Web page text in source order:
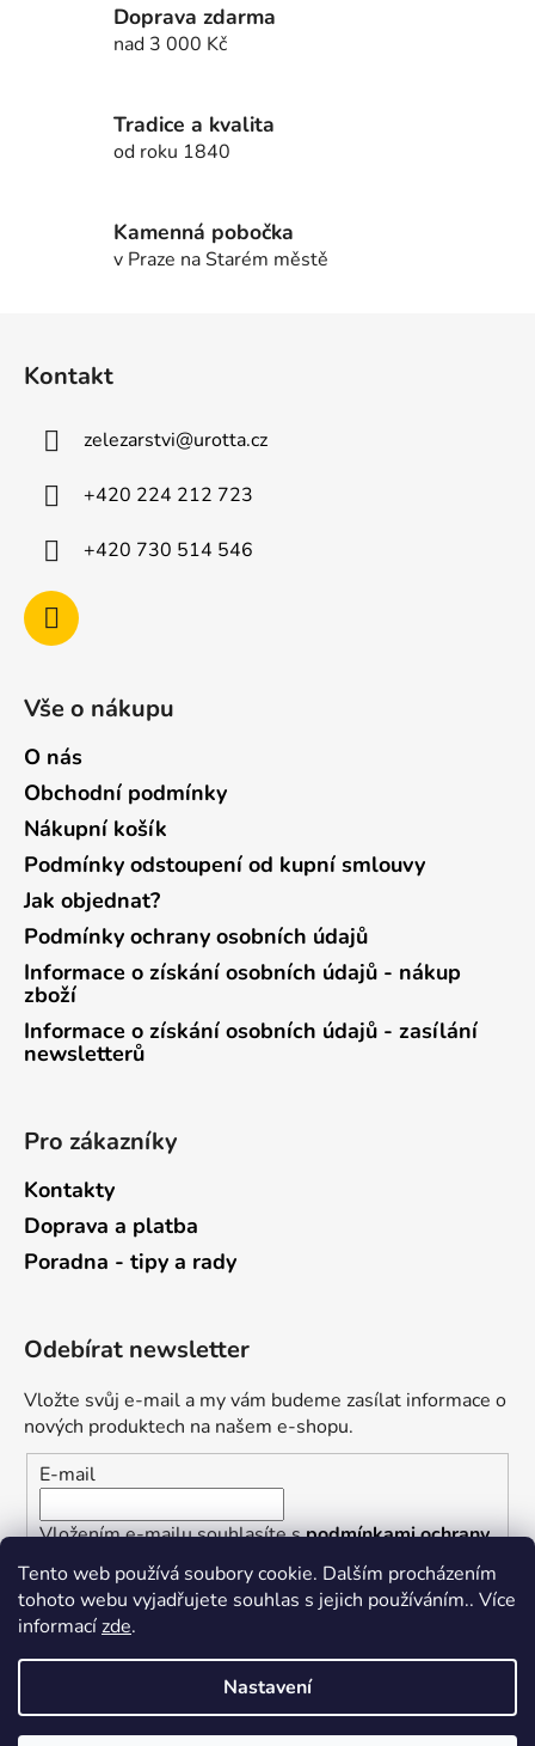
Tento web používá soubory cookie. Dalším procházením
tohoto webu vyjadřujete souhlas s jejich používáním.. Více
informacízde.
Nastavení
í
k
ý
p
i
í
Doprava zdarma
nad 3 000 Kč
Tradice a kvalita
od roku 1840
Kamenná pobočka
v Praze na Starém městě
Kontakt
zelezarstvi@urotta.cz
+420 224 212 723
+420 730 514 546
Vše o nákupu
O nás
Obchodní podmínky
Nákupní košík
Podmínky odstoupení od kupní smlouvy
Jak objednat?
Podmínky ochrany osobních údajů
Informace o získání osobních údajů - nákup
zboží
Informace o získání osobních údajů - zasílání
newsletterů
Pro zákazníky
Kontakty
Doprava a platba
Poradna - tipy a rady
Odebírat newsletter
Vložte svůj e-mail a my vám budeme zasílat informace o
nových produktech na našem e-shopu.
E-mail
Vložením e-mailu souhlasíte spodmínkami ochrany
osobních údajů
PŘIHLÁSIT SE